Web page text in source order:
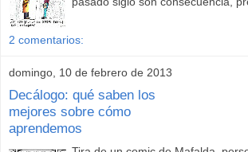
2 comentarios:
domingo, 10 de febrero de 2013
Decálogo: qué saben los
mejores sobre cómo
aprendemos